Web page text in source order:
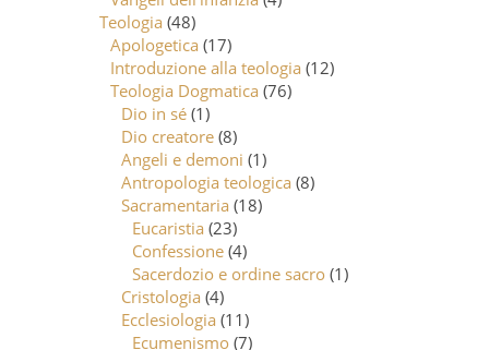
Teologia (48)
Apologetica (17)
Introduzione alla teologia (12)
Teologia Dogmatica (76)
Dio in sé (1)
Dio creatore (8)
Angeli e demoni (1)
Antropologia teologica (8)
Sacramentaria (18)
Eucaristia (23)
Confessione (4)
Sacerdozio e ordine sacro (1)
Cristologia (4)
Ecclesiologia (11)
Ecumenismo (7)